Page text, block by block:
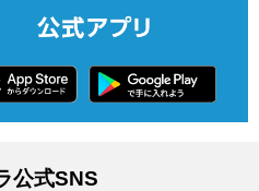
公式SNS